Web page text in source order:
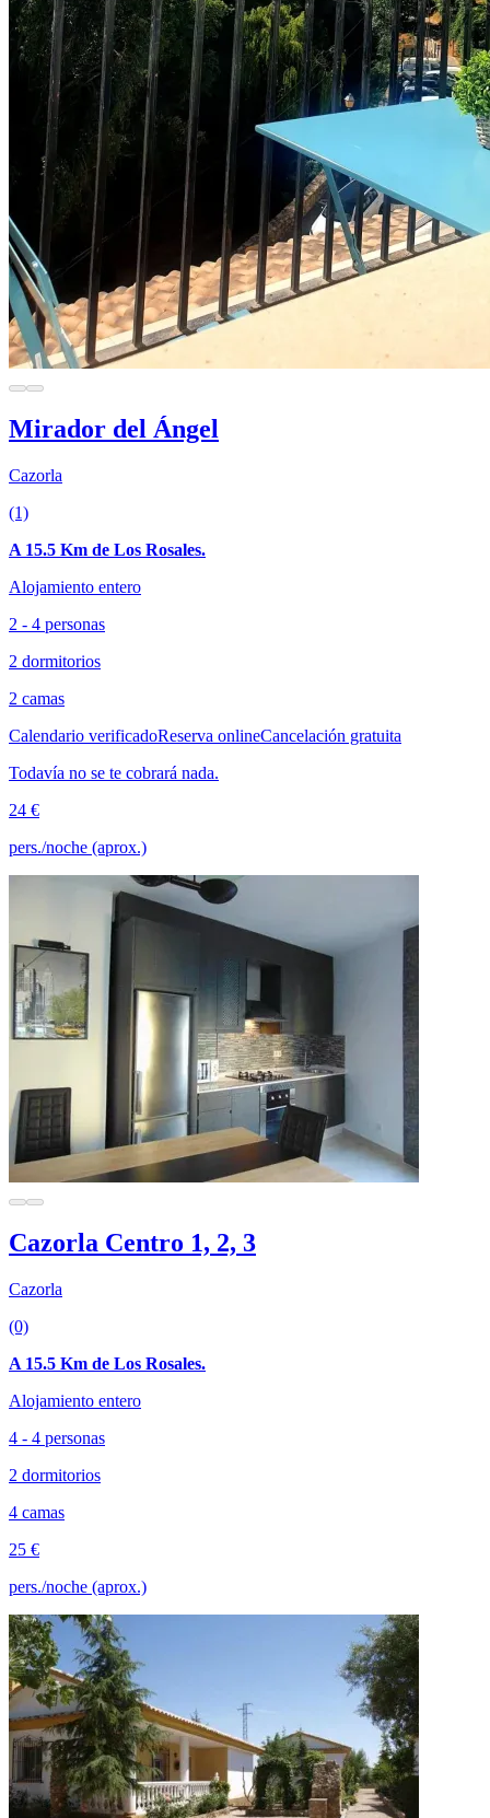
Mirador del Ángel
Cazorla
(1)
A 15.5 Km de Los Rosales.
Alojamiento entero
2 - 4 personas
2 dormitorios
2 camas
Calendario verificadoReserva onlineCancelación gratuita
Todavía no se te cobrará nada.
24 €
pers./noche (aprox.)
Cazorla Centro 1, 2, 3
Cazorla
(0)
A 15.5 Km de Los Rosales.
Alojamiento entero
4 - 4 personas
2 dormitorios
4 camas
25 €
pers./noche (aprox.)